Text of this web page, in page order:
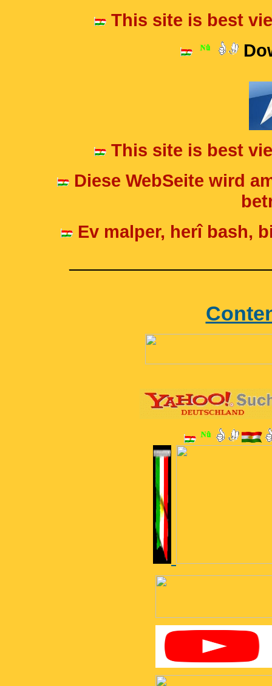
This site is best
This site is best
Diese WebSeite wird
Ev malper, herî bash,